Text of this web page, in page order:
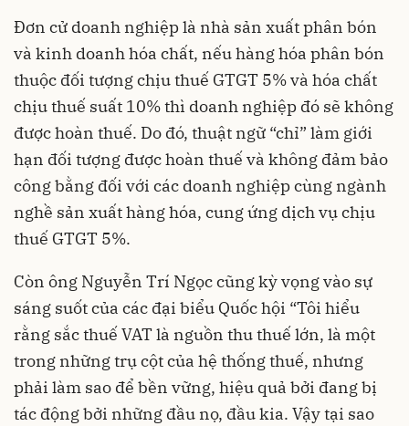
Đơn cử doanh nghiệp là nhà sản xuất phân bón
và kinh doanh hóa chất, nếu hàng hóa phân bón
thuộc đối tượng chịu thuế GTGT 5% và hóa chất
chịu thuế suất 10% thì doanh nghiệp đó sẽ không
được hoàn thuế. Do đó, thuật ngữ “chỉ” làm giới
hạn đối tượng được hoàn thuế và không đảm bảo
công bằng đối với các doanh nghiệp cùng ngành
nghề sản xuất hàng hóa, cung ứng dịch vụ chịu
thuế GTGT 5%.
Còn ông Nguyễn Trí Ngọc cũng kỳ vọng vào sự
sáng suốt của các đại biểu Quốc hội “Tôi hiểu
rằng sắc thuế VAT là nguồn thu thuế lớn, là một
trong những trụ cột của hệ thống thuế, nhưng
phải làm sao để bền vững, hiệu quả bởi đang bị
tác động bởi những đầu nọ, đầu kia. Vậy tại sao